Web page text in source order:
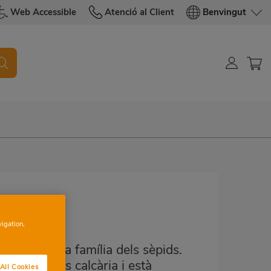
Web Accessible Atenció al Client Benvingut
pertany a la família dels sèpids.
de sépia, és calcària i està
Cookies